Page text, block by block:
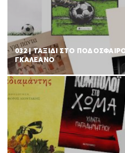
032 | ΤΑΞΙΔΙ ΣΤΟ
ΓΚΑΛΕΑΝΟ